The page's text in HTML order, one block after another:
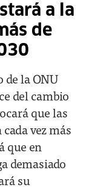
a la
de
de la ONU
del cambio
que las
vez más
que en
demasiado
su